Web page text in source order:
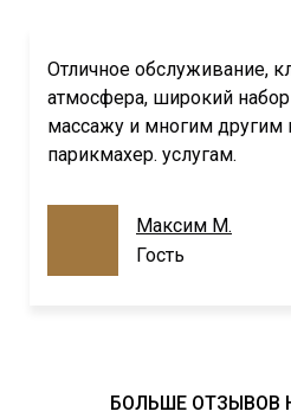
Отличное обслуживание,
атмосфера, широкий
массажу и многим другим
парикмахер. услугам.
Максим М.
Гость
БОЛЬШЕ ОТЗЫВОВ